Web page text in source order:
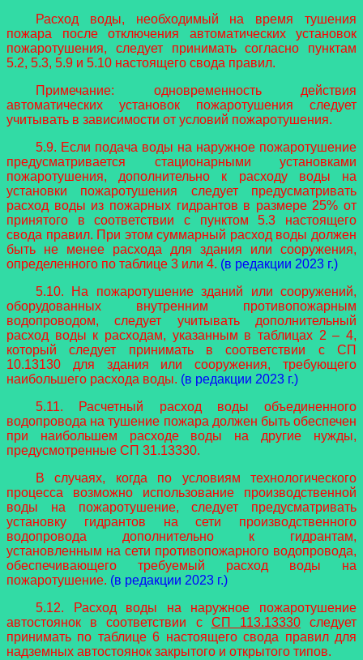
Расход воды, необходимый на время тушения
пожара после отключения автоматических установок
пожаротушения, следует принимать согласно пунктам
5.2, 5.3, 5.9 и 5.10 настоящего свода правил.
Примечание: одновременность действия
автоматических установок пожаротушения следует
учитывать в зависимости от условий пожаротушения.
5.9. Если подача воды на наружное пожаротушение
предусматривается стационарными установками
пожаротушения, дополнительно к расходу воды на
установки пожаротушения следует предусматривать
расход воды из пожарных гидрантов в размере 25% от
принятого в соответствии с пунктом 5.3 настоящего
свода правил. При этом суммарный расход воды должен
быть не менее расхода для здания или сооружения,
определенного по таблице 3 или 4. (в редакции 2023 г.)
5.10. На пожаротушение зданий или сооружений,
оборудованных внутренним противопожарным
водопроводом, следует учитывать дополнительный
расход воды к расходам, указанным в таблицах 2 – 4,
который следует принимать в соответствии с СП
10.13130 для здания или сооружения, требующего
наибольшего расхода воды. (в редакции 2023 г.)
5.11. Расчетный расход воды объединенного
водопровода на тушение пожара должен быть обеспечен
при наибольшем расходе воды на другие нужды,
предусмотренные СП 31.13330.
В случаях, когда по условиям технологического
процесса возможно использование производственной
воды на пожаротушение, следует предусматривать
установку гидрантов на сети производственного
водопровода дополнительно к гидрантам,
установленным на сети противопожарного водопровода,
обеспечивающего требуемый расход воды на
пожаротушение. (в редакции 2023 г.)
5.12.
Расход воды на наружное пожаротушение
автостоянок в соответствии с СП 113.13330следует
принимать по таблице 6 настоящего свода правил для
надземных автостоянок закрытого и открытого типов.